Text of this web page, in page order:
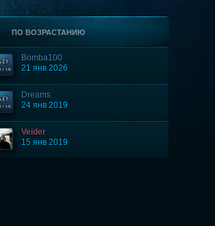
ПО ВОЗРАСТАНИЮ
Bomba100
21 янв 2026
Dreams
24 янв 2019
Veider
15 янв 2019